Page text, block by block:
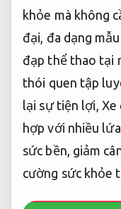
khỏe mà không
đại, đa dạng
đạp thể thao tại
thói quen tập
lại sự tiện lợi, Xe
hợp với nhiều
sức bền, giảm
cường sức khỏe